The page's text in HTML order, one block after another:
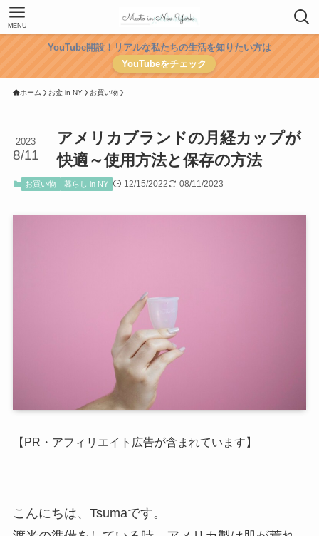
MENU
YouTube開設！リアルな私たちの生活を知りたい方は
YouTubeをチェック
ホーム お金 in NY お買い物
アメリカブランドの月経カップが
快適～使用方法と保存の方法
2023
8/11
お買い物 暮らし in NY 12/15/2022 08/11/2023
【PR・アフィリエイト広告が含まれています】
こんにちは、Tsumaです。